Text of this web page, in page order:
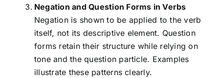
Negation and Question Forms in Verbs
Negation is shown to be applied to the verb
itself, not its descriptive element. Question
forms retain their structure while relying on
tone and the question particle. Examples
illustrate these patterns clearly.